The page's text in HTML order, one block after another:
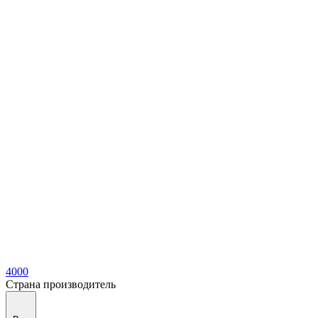
4000
Страна производитель